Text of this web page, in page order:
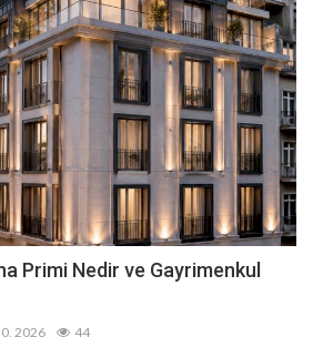
Primi Nedir ve Gayrimenkul
2026 44